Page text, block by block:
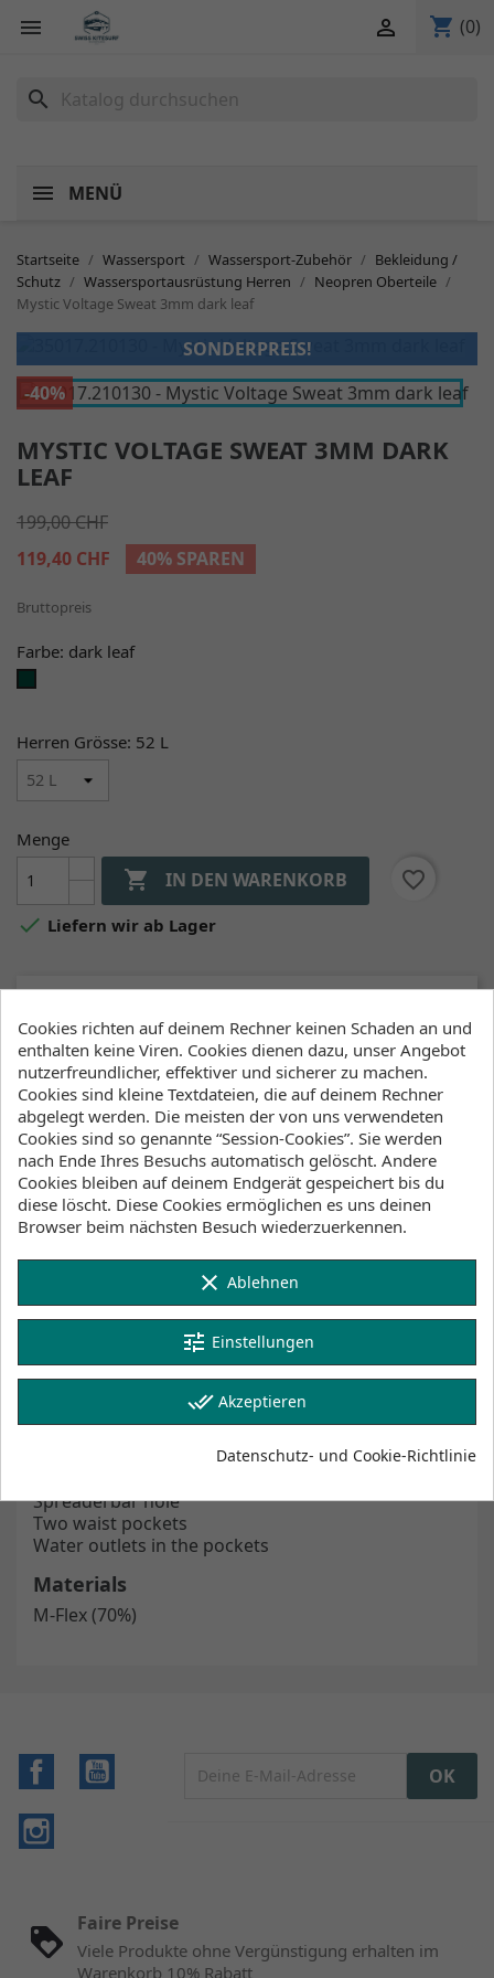
 shopping_cart (0)

search
MENÜ
Startseite Wassersport Wassersport-Zubehör
Bekleidung /
Schutz
Wassersportausrüstung Herren
Neopren Oberteile
Mystic Voltage Sweat 3mm dark leaf
SONDERPREIS!
-40%
MYSTIC VOLTAGE SWEAT 3MM DARK
LEAF
199,00 CHF
119,40 CHF
40% SPAREN
Bruttopreis
Farbe: dark leaf
Herren Grösse: 52 L
Menge
 IN DEN WARENKORB
favorite_border
 Liefern wir ab Lager
Lager Wind&Snow
an Lager :
2-4 Werktage
Klicke hier um die Lagerbestände anzuzeigen
Lagerbestand
Features
Wind and water resistant
Adjustable Hood with water drain
Spreaderbar hole
Two waist pockets
Water outlets in the pockets
Materials
M-Flex (70%)
Facebook
Faire Preise
Viele Produkte ohne Vergünstigung erhalten im
Warenkorb 10% Rabatt
Cookies richten auf deinem Rechner keinen Schaden an und
enthalten keine Viren. Cookies dienen dazu, unser Angebot
nutzerfreundlicher, effektiver und sicherer zu machen.
Cookies sind kleine Textdateien, die auf deinem Rechner
abgelegt werden. Die meisten der von uns verwendeten
Cookies sind so genannte “Session-Cookies”. Sie werden
nach Ende Ihres Besuchs automatisch gelöscht. Andere
Cookies bleiben auf deinem Endgerät gespeichert bis du
diese löscht. Diese Cookies ermöglichen es uns deinen
Browser beim nächsten Besuch wiederzuerkennen.
clear Ablehnen
tune Einstellungen
done_all Akzeptieren
Datenschutz- und Cookie-Richtlinie